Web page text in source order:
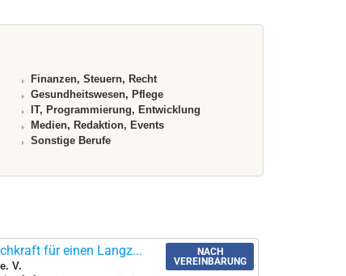
Finanzen, Steuern, Recht
Gesundheitswesen, Pflege
IT, Programmierung, Entwicklung
Medien, Redaktion, Events
Sonstige Berufe
für einen Langz...
V.
NACH
VEREINBARUNG